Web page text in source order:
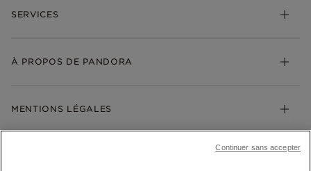
Trouver une boutique
Suivre ma commande
Échanges et retours
Prix en ligne et en boutique
Plan du site
SERVICES
Gravure
À PROPOS DE PANDORA
Carrières
MENTIONS LÉGALES
Continuer sans accepter